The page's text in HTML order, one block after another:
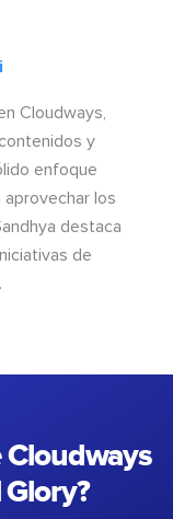
Cloudways,
y
enfoque
aprovechar los
destaca
de
Cloudways